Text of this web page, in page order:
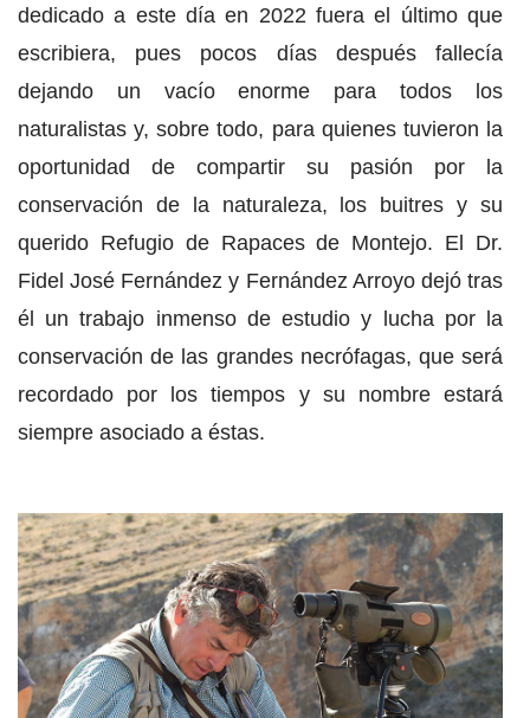
dedicado a este día en 2022 fuera el último que
escribiera, pues pocos días después fallecía
dejando un vacío enorme para todos los
naturalistas y, sobre todo, para quienes tuvieron la
oportunidad de compartir su pasión por la
conservación de la naturaleza, los buitres y su
querido Refugio de Rapaces de Montejo. El Dr.
Fidel José Fernández y Fernández Arroyo dejó tras
él un trabajo inmenso de estudio y lucha por la
conservación de las grandes necrófagas, que será
recordado por los tiempos y su nombre estará
siempre asociado a éstas.